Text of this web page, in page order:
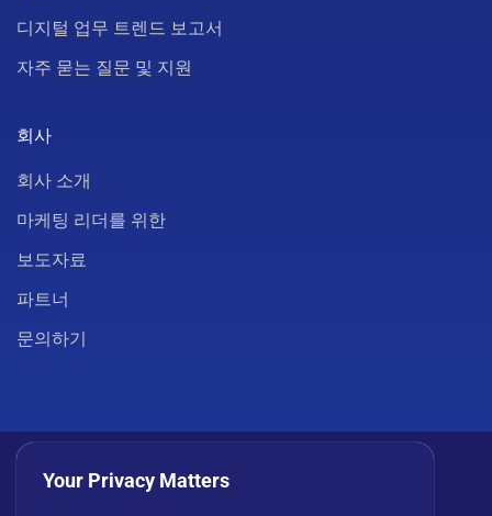
디지털 업무 트렌드 보고서
자주 묻는 질문 및 지원
회사
회사 소개
마케팅 리더를 위한
보도자료
파트너
문의하기
Your Privacy Matters